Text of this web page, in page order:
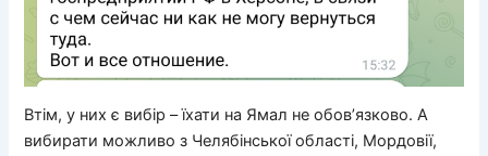
Втім, у них є вибір – їхати на Ямал не обов’язково. А
вибирати можливо з Челябінської області, Мордовії,